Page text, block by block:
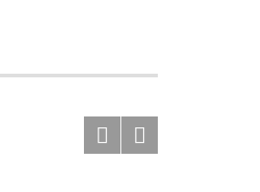
PostPrevious: 빌
Next: 2020